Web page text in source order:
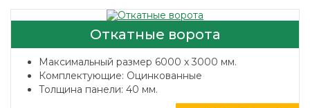
Откатные ворота
Максимальный размер 6000 x 3000 мм.
Комплектующие: Оцинкованные
Толщина панели: 40 мм.